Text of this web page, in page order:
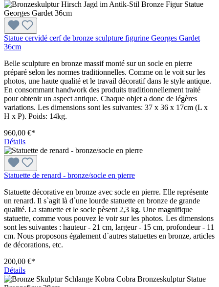
Statue cervidé cerf de bronze sculpture figurine Georges Gardet
36cm
Belle sculpture en bronze massif monté sur un socle en pierre
préparé selon les normes traditionnelles. Comme on le voit sur les
photos, une haute qualité et le travail décoratif dans le style antique.
En consommant handwork des produits traditionnellement traité
pour obtenir un aspect antique. Chaque objet a donc de légères
variations. Les dimensions sont les suivantes: 37 x 36 x 17cm (L x
H x P). Poids: 14kg.
960,00 €*
Détails
Statuette de renard - bronze/socle en pierre
Statuette décorative en bronze avec socle en pierre. Elle représente
un renard. Il s`agit là d`une lourde statuette en bronze de grande
qualité. La statuette et le socle pèsent 2,3 kg. Une magnifique
statuette, comme vous pouvez le voir sur les photos. Les dimensions
sont les suivantes : hauteur - 21 cm, largeur - 15 cm, profondeur - 11
cm. Nous proposons également d`autres statuettes en bronze, articles
de décorations, etc.
200,00 €*
Détails